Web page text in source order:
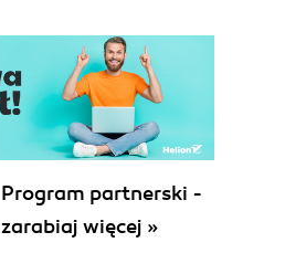
Program partnerski -
zarabiaj więcej »